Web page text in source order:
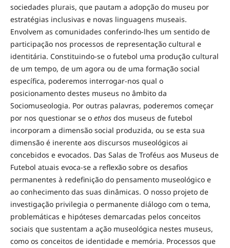
sociedades plurais, que pautam a adopção do museu por
estratégias inclusivas e novas linguagens museais.
Envolvem as comunidades conferindo-lhes um sentido de
participação nos processos de representação cultural e
identitária. Constituindo-se o futebol uma produção cultural
de um tempo, de um agora ou de uma formação social
específica, poderemos interrogar-nos qual o
posicionamento destes museus no âmbito da
Sociomuseologia. Por outras palavras, poderemos começar
por nos questionar se o ethosdos museus de futebol
incorporam a dimensão social produzida, ou se esta sua
dimensão é inerente aos discursos museológicos ai
concebidos e evocados. Das Salas de Troféus aos Museus de
Futebol atuais evoca-se a reflexão sobre os desafios
permanentes à redefinição do pensamento museológico e
ao conhecimento das suas dinâmicas. O nosso projeto de
investigação privilegia o permanente diálogo com o tema,
problemáticas e hipóteses demarcadas pelos conceitos
sociais que sustentam a ação museológica nestes museus,
como os conceitos de identidade e memória. Processos que